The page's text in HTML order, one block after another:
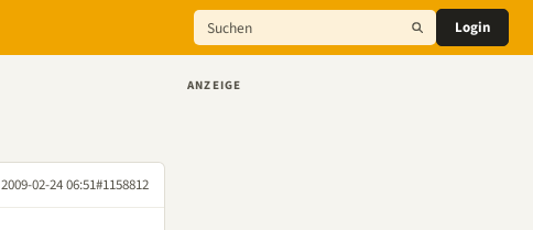
Login
2009-02-24 06:51#1158812
ANZEIGE